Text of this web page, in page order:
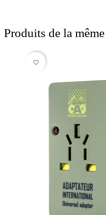
Produits de la
favorite_border